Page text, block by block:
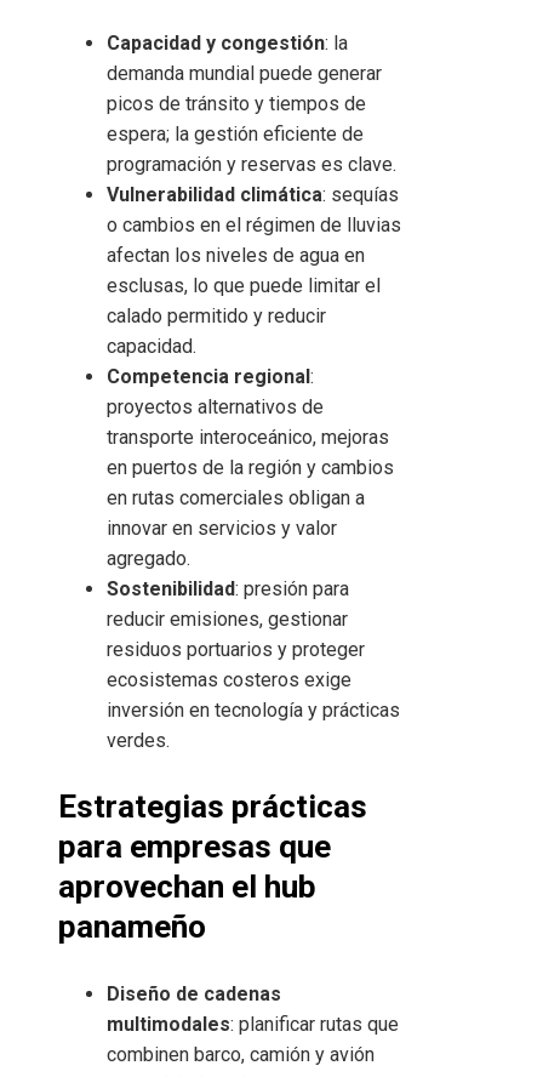
Capacidad y congestión: la
demanda mundial puede generar
picos de tránsito y tiempos de
espera; la gestión eficiente de
programación y reservas es clave.
Vulnerabilidad climática: sequías
o cambios en el régimen de lluvias
afectan los niveles de agua en
esclusas, lo que puede limitar el
calado permitido y reducir
capacidad.
Competencia regional :
proyectos alternativos de
transporte interoceánico, mejoras
en puertos de la región y cambios
en rutas comerciales obligan a
innovar en servicios y valor
agregado.
Sostenibilidad: presión para
reducir emisiones, gestionar
residuos portuarios y proteger
ecosistemas costeros exige
inversión en tecnología y prácticas
verdes.
Estrategias prácticas
para empresas que
aprovechan el hub
panameño
Diseño de cadenas
multimodales: planificar rutas que
combinen barco, camión y avión